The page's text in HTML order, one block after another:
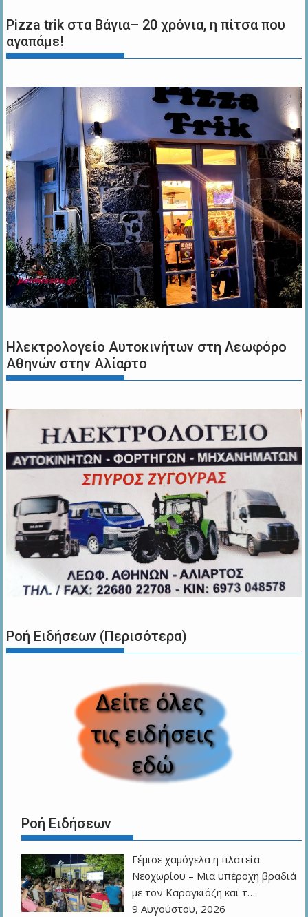
Pizza trik στα Βάγια– 20 χρόνια, η πίτσα που
αγαπάμε!
Ηλεκτρολογείο Αυτοκινήτων στη Λεωφόρο
Αθηνών στην Αλίαρτο
Ροή Ειδήσεων (Περισότερα)
Ροή Ειδήσεων
Γέμισε χαμόγελα η πλατεία
Νεοχωρίου – Μια υπέροχη βραδιά
με τον Καραγκιόζη και τ…
9 Αυγούστου, 2026